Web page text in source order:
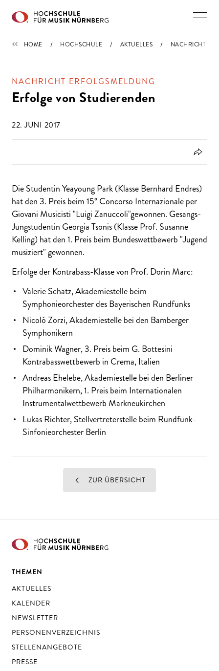
IMPORTIERT
HOME HOCHSCHULE AKTUELLES NACHRICHT
NACHRICHT ERFOLGSMELDUNG
Erfolge von Studierenden
22. JUNI 2017
Die Studentin Yeayoung Park (Klasse Bernhard Endres)
hat den 3. Preis beim 15° Concorso Internazionale per
Giovani Musicisti "Luigi Zanuccoli"gewonnen. Gesangs-
Jungstudentin Georgia Tsonis (Klasse Prof. Susanne
Kelling) hat den 1. Preis beim Bundeswettbewerb "Jugend
musiziert" gewonnen.
Erfolge der Kontrabass-Klasse von Prof. Dorin Marc:
Valerie Schatz, Akademiestelle beim
Symphonieorchester des Bayerischen Rundfunks
Nicoló Zorzi, Akademiestelle bei den Bamberger
Symphonikern
Dominik Wagner, 3. Preis beim G. Bottesini
Kontrabasswettbewerb in Crema, Italien
Andreas Ehelebe, Akademiestelle bei den Berliner
Philharmonikern, 1. Preis beim Internationalen
Instrumentalwettbewerb Markneukirchen
Lukas Richter, Stellvertreterstelle beim Rundfunk-
Sinfonieorchester Berlin
ZUR ÜBERSICHT
THEMEN
AKTUELLES
KALENDER
NEWSLETTER
PERSONENVERZEICHNIS
STELLENANGEBOTE
PRESSE